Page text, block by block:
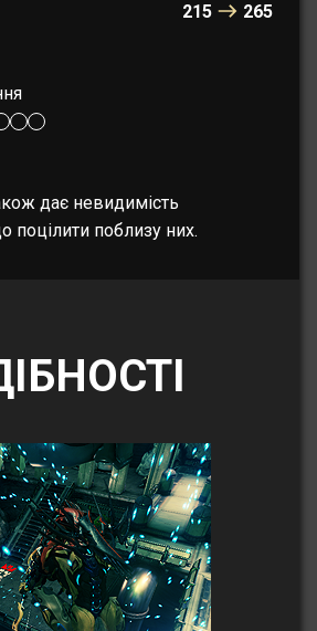
215 265
дає невидимість
поцілити поблизу них.